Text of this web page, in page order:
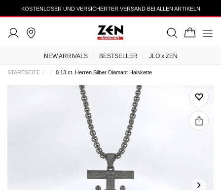
KOSTENLOSER UND VERSICHERTER VERSAND BEI ALLEN ARTIKELN
NEW ARRIVALS BESTSELLER JLO x ZEN
STARTSEITE 0.13 ct. Herren Silber Diamant Halskette